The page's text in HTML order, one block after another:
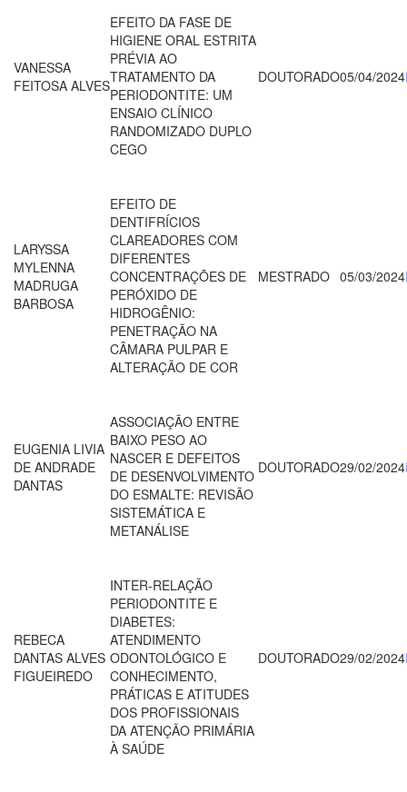
VANESSA
FEITOSA ALVES
EFEITO DA FASE DE
HIGIENE ORAL ESTRITA
PRÉVIA AO
TRATAMENTO DA
PERIODONTITE: UM
ENSAIO CLÍNICO
RANDOMIZADO DUPLO
CEGO
DOUTORADO05/04/2024
LARYSSA
MYLENNA
MADRUGA
BARBOSA
EFEITO DE
DENTIFRÍCIOS
CLAREADORES COM
DIFERENTES
CONCENTRAÇÕES DE
PERÓXIDO DE
HIDROGÊNIO:
PENETRAÇÃO NA
CÂMARA PULPAR E
ALTERAÇÃO DE COR
MESTRADO 05/03/2024
EUGENIA LIVIA
DE ANDRADE
DANTAS
ASSOCIAÇÃO ENTRE
BAIXO PESO AO
NASCER E DEFEITOS
DE DESENVOLVIMENTO
DO ESMALTE: REVISÃO
SISTEMÁTICA E
METANÁLISE
DOUTORADO29/02/2024
REBECA
DANTAS ALVES
FIGUEIREDO
INTER-RELAÇÃO
PERIODONTITE E
DIABETES:
ATENDIMENTO
ODONTOLÓGICO E
CONHECIMENTO,
PRÁTICAS E ATITUDES
DOS PROFISSIONAIS
DA ATENÇÃO PRIMÁRIA
À SAÚDE
DOUTORADO29/02/2024